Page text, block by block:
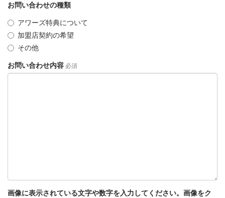
お問い合わせの種類
アワーズ特典について
加盟店契約の希望
その他
お問い合わせ内容 必須
画像に表示されている文字や数字を入力してください。画像をク